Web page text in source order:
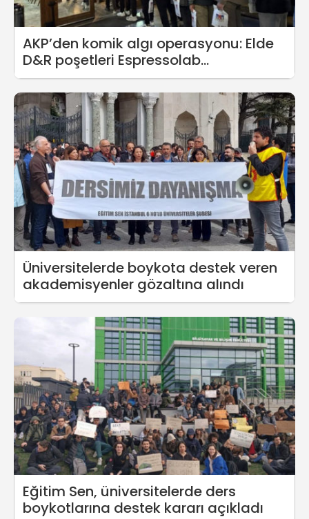
AKP’den komik algı operasyonu: Elde
D&R poşetleri Espressolab
kuyruğundalar
Üniversitelerde boykota destek veren
akademisyenler gözaltına alındı
Eğitim Sen, üniversitelerde ders
boykotlarına destek kararı açıkladı